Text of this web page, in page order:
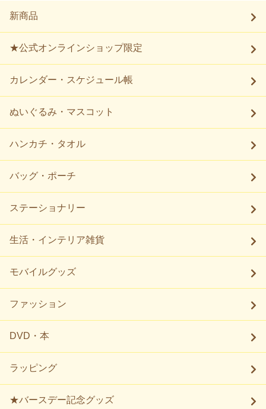
新商品
★公式オンラインショップ限定
カレンダー・スケジュール帳
ぬいぐるみ・マスコット
ハンカチ・タオル
バッグ・ポーチ
ステーショナリー
生活・インテリア雑貨
モバイルグッズ
ファッション
DVD・本
ラッピング
★バースデー記念グッズ